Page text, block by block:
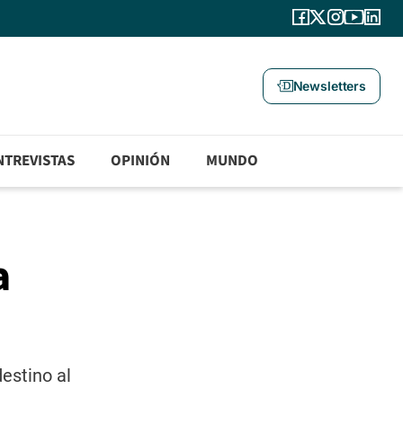
Newsletters
OPINIÓN MUNDO
al